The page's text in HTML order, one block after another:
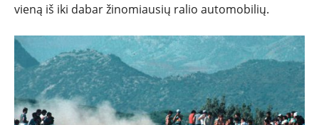
vieną iš iki dabar žinomiausių ralio automobilių.